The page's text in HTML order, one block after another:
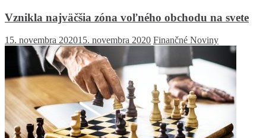
Vznikla najväčšia zóna voľného obchodu na svete
15. novembra 202015. novembra 2020 Finančné Noviny